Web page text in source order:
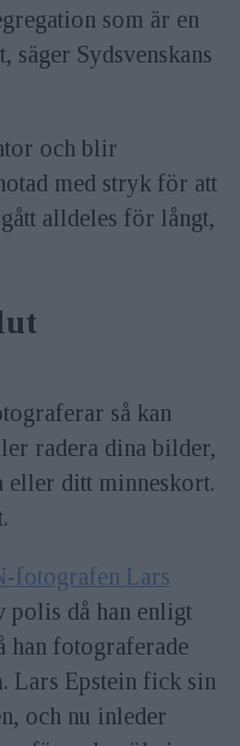
som är en
säger Sydsvenskans
och blir
med stryk för att
alldeles för långt,
så kan
radera dina bilder,
eller ditt minneskort.
fotografen Lars
polis då han enligt
han fotograferade
Lars Epstein fick sin
och nu inleder